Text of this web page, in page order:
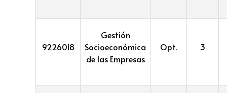
9226018
Gestión
Socioeconómica
de las Empresas
Opt. 3